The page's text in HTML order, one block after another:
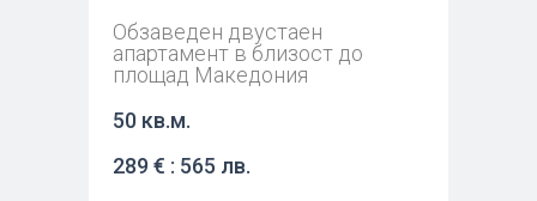
Обзаведен двустаен
апартамент в близост до
площад Македония
50 кв.м.
289 € : 565 лв.